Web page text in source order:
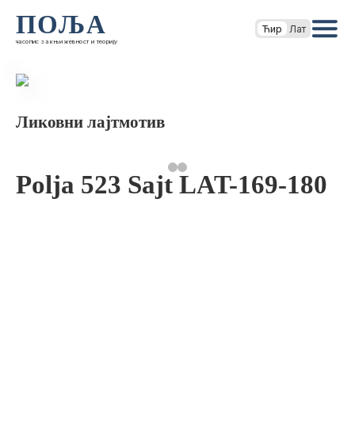
ПОЉА
часопис за књижевност и теорију
Ћир Лат
Ликовни лајтмотив
Polja 523 Sajt LAT-169-180